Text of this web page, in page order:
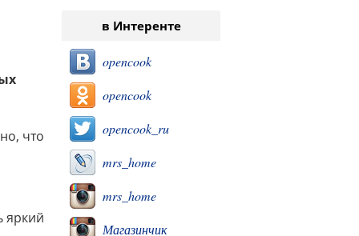
что
яркий
в Интеренте
opencook
opencook
opencook_ru
mrs_home
mrs_home
Магазинчик